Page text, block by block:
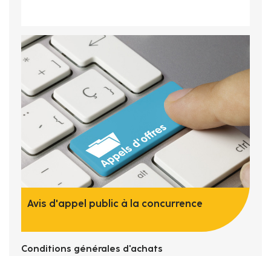
Avis d'appel public à la concurrence
Conditions générales d'achats